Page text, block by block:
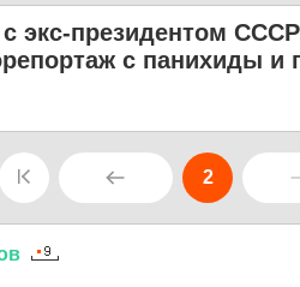
с экс-президентом
с панихиды и
2